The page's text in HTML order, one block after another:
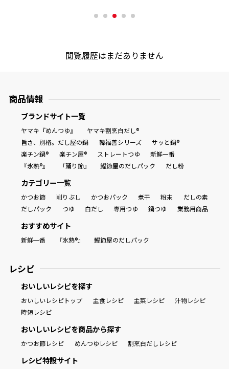
閲覧履歴はまだありません
商品情報
ブランドサイト一覧
ヤマキ『めんつゆ』
ヤマキ割烹白だし®
旨さ、別格。だし屋の鍋
韓福善シリーズ
サッと鍋®
楽チン鍋®
楽チン屋® ストレートつゆ
新鮮一番
『氷熟®』
『踊り節』 鰹節屋のだしパック だし粉
カテゴリー一覧
かつお節 削りぶし かつおパック 煮干 粉末
だしの素
だしパック
つゆ 白だし 専用つゆ 鍋つゆ 業務用商品
おすすめサイト
新鮮一番 『氷熟®』 鰹節屋のだしパック
レシピ
おいしいレシピを探す
おいしいレシピトップ 主食レシピ 主菜レシピ
汁物レシピ
時短レシピ
おいしいレシピを商品から探す
かつお節レシピ めんつゆレシピ 割烹白だしレシピ
レシピ特設サイト